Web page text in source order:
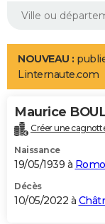
Aménagement intérieur
LIFESTYLE
Art de vivre
Bien-être
Loisirs
Mode
Modes de vie
Alimentation
Guide de la santé
Maladies
Médicaments
Sommeil
VOYAGE
Destinations
City break
Voyage nature
Voyage de noces
Forum
Climat
+PHOTO
GUIDES D'ACHAT
BONS PLANS
NOUVEAU :
Linternaute.com
Maurice
Créer une
Naissance
19/05/1939 à
Décès
10/05/2022 à